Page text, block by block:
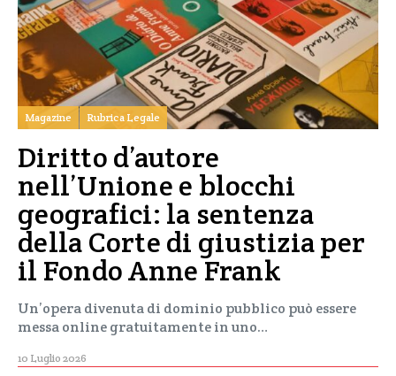
Magazine Rubrica Legale
Diritto d’autore
nell’Unione e blocchi
geografici: la sentenza
della Corte di giustizia per
il Fondo Anne Frank
Un’opera divenuta di dominio pubblico può essere
messa online gratuitamente in uno…
10 Luglio 2026